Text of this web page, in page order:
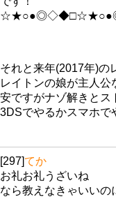
それと来年(2017年)の
レイトンの娘が主人
安ですがナゾ解きとス
3DSでやるかスマホで
[297]てか
お礼お礼うざいね
なら教えなきゃいいの